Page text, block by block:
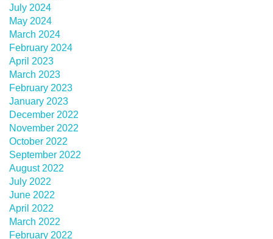
July 2024
May 2024
March 2024
February 2024
April 2023
March 2023
February 2023
January 2023
December 2022
November 2022
October 2022
September 2022
August 2022
July 2022
June 2022
April 2022
March 2022
February 2022